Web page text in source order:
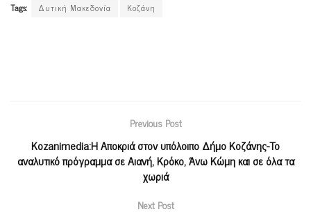
Tags: Δυτική Μακεδονία Κοζάνη
Previous Post
Κοzanimedia:Η Αποκριά στον υπόλοιπο Δήμο Κοζάνης-To
αναλυτικό πρόγραμμα σε Αιανή, Κρόκο, Άνω Κώμη και σε όλα τα
χωριά
Next Post